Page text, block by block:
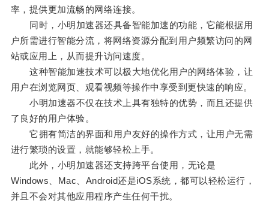
率，提供更加流畅的网络连接。
同时，小明加速器还具备智能加速的功能，它能根据用
户所需进行智能分流，将网络资源分配到用户频繁访问的网
站或应用上，从而提升访问速度。
这种智能加速技术可以极大地优化用户的网络体验，让
用户在浏览网页、观看视频等操作中享受到更快速的响应。
小明加速器不仅在技术上具有独特的优势，而且还提供
了良好的用户体验。
它拥有简洁的界面和用户友好的操作方式，让用户无需
进行繁琐的设置，就能够轻松上手。
此外，小明加速器还支持跨平台使用，无论是
Windows、Mac、Android还是iOS系统，都可以轻松运行，
并且不会对其他应用程序产生任何干扰。